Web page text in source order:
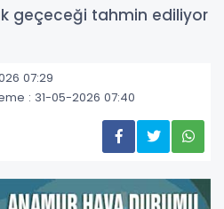
geçeceği tahmin ediliyor
07:29
: 31-05-2026 07:40